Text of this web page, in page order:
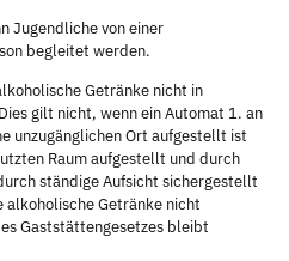
Jugendliche von einer
begleitet werden.
Getränke nicht in
gilt nicht, wenn ein Automat 1. an
unzugänglichen Ort aufgestellt ist
Raum aufgestellt und durch
ständige Aufsicht sichergestellt
alkoholische Getränke nicht
Gaststättengesetzes bleibt